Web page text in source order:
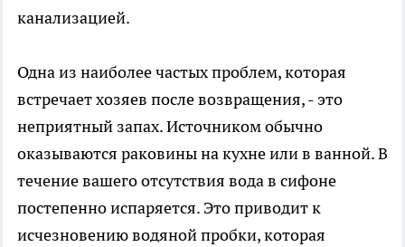
канализацией.
Одна из наиболее частых проблем, которая
встречает хозяев после возвращения, - это
неприятный запах. Источником обычно
оказываются раковины на кухне или в ванной. В
течение вашего отсутствия вода в сифоне
постепенно испаряется. Это приводит к
исчезновению водяной пробки, которая